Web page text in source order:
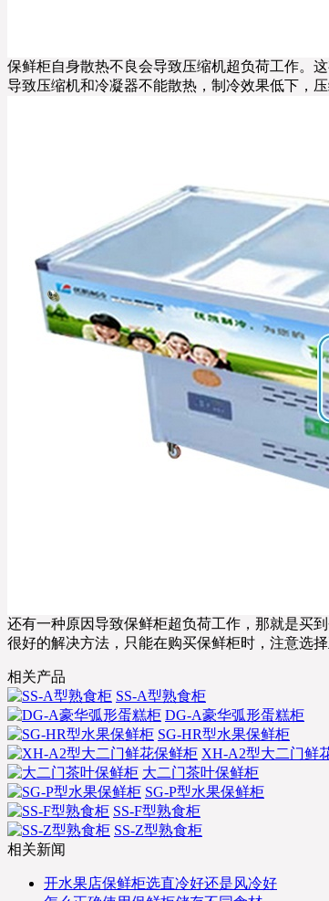
保鲜柜自身散热不良会导致压缩机超负荷工作。
导致压缩机和冷凝器不能散热，制冷效果低下，
还有一种原因导致保鲜柜超负荷工作，那就是买
很好的解决方法，只能在购买保鲜柜时，注意选
相关产品
SS-A型熟食柜
DG-A豪华弧形蛋糕柜
SG-HR型水果保鲜柜
XH-A2型大二门鲜
大二门茶叶保鲜柜
SG-P型水果保鲜柜
SS-F型熟食柜
SS-Z型熟食柜
相关新闻
开水果店保鲜柜选直冷好还是风冷好